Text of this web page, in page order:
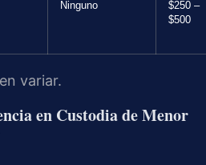
Ninguno
$250 –
$500
variar.
en Custodia de Menor